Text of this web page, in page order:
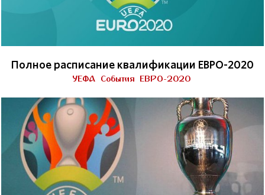
Полное расписание квалификации ЕВРО-2020
УЕФА События ЕВРО-2020